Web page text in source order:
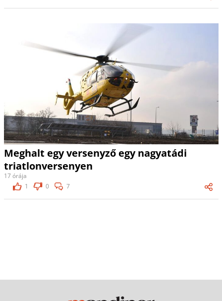
Meghalt egy versenyző egy nagyatádi
triatlonversenyen
17 órája
1
0 7